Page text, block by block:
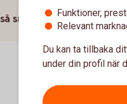
snart vi kan, senast
Funktioner,
Relevant
Du kan ta tillbaka
under din profil när